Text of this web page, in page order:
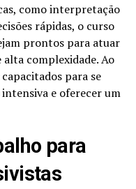
como interpretação
rápidas, o curso
prontos para atuar
complexidade. Ao
para se
e oferecer um
para